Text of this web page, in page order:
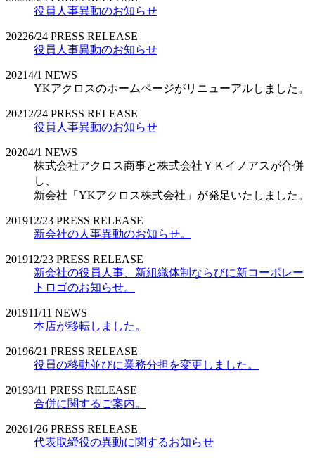
役員人事異動のお知らせ
20226/24 PRESS RELEASE
役員人事異動のお知らせ
20214/1 NEWS
YKアクロスのホームページがリニューアルしました。
2021 2/24 PRESS RELEASE
役員人事異動のお知らせ
20204/1 NEWS
株式会社アクロス商事と株式会社ＹＫイノアスが合併
し、
新会社「YKアクロス株式会社」が発足いたしました。
201912/23 PRESS RELEASE
新会社の人事異動のお知らせ。
201912/23 PRESS RELEASE
新会社の役員人事、新組織体制ならびに新コーポレー
トロゴのお知らせ。
201911/11 NEWS
本店が移転しました。
20196/21 PRESS RELEASE
役員の移動並びに業務分担を変更しました。
20193/11 PRESS RELEASE
合併に関するご案内。
20261/26 PRESS RELEASE
代表取締役の異動に関するお知らせ